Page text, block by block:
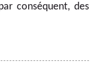
conséquent, des